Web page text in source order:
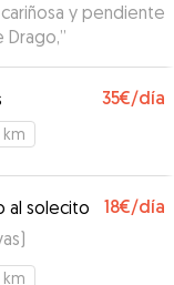
y pendiente
Drago,”
35€/día
km
al solecito 18€/día
)
km